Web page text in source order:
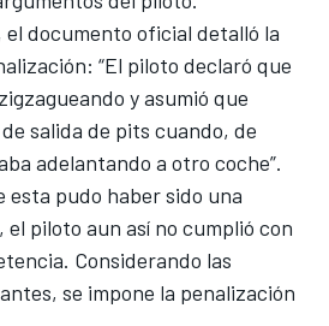
documento oficial detalló la
“El piloto declaró que
y asumió que
salida de pits cuando, de
adelantando a otro coche”.
esta pudo haber sido una
piloto aun así no cumplió con
Considerando las
se impone la penalización